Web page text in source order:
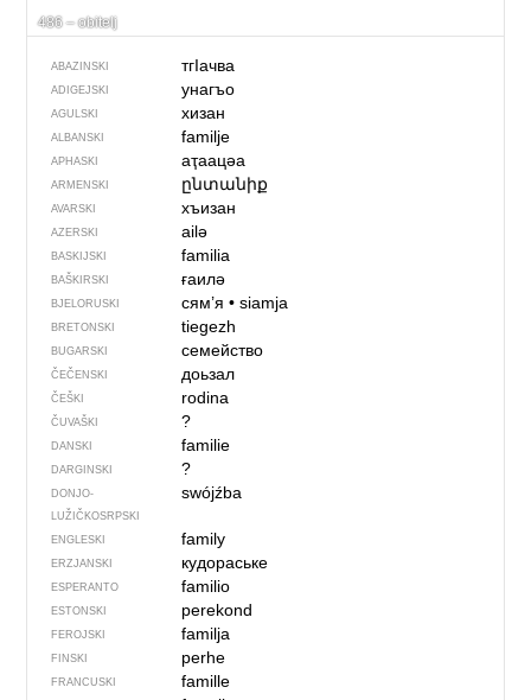
486 – obitelj
ABAZINSKI тгIачва
ADIGEJSKI унагъо
AGULSKI хизан
ALBANSKI familje
APHASKI аҭаацәа
ARMENSKI ընտանիք
AVARSKI хъизан
AZERSKI ailə
BASKIJSKI familia
BAŠKIRSKI ғаилә
BJELORUSKI сям’я• siamja
BRETONSKI tiegezh
BUGARSKI семейство
ČEČENSKI доьзал
ČEŠKI rodina
ČUVAŠKI ?
DANSKI familie
DARGINSKI ?
DONJO­
LUŽIČKOSRPSKI
swójźba
ENGLESKI family
ERZJANSKI кудораське
ESPERANTO familio
ESTONSKI perekond
FEROJSKI familja
FINSKI perhe
FRANCUSKI famille